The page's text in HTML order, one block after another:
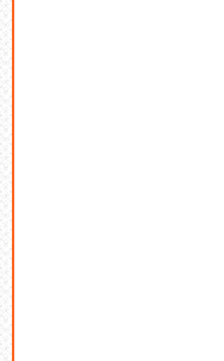
Латунный и